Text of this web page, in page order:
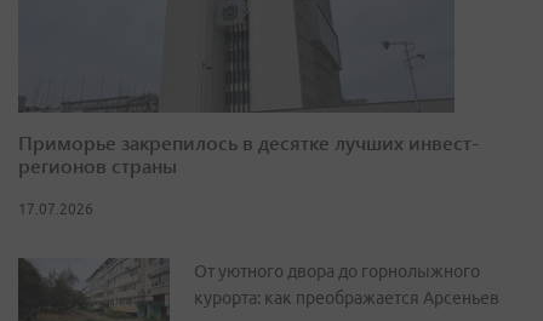
Приморье закрепилось в десятке лучших инвест-
регионов страны
17.07.2026
От уютного двора до горнолыжного
курорта: как преображается Арсеньев